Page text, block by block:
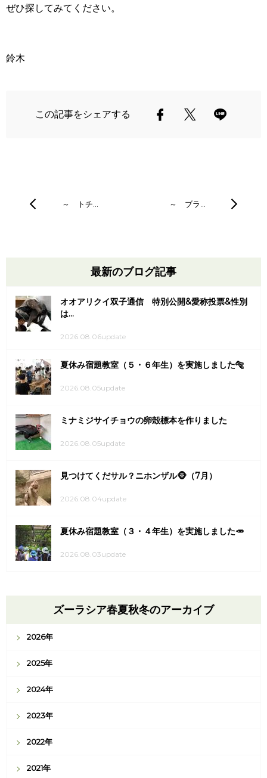
ぜひ探してみてください。
鈴木
この記事をシェアする
～ トチ… ～ ブラ…
最新のブログ記事
オオアリクイ双子通信 特別公開&愛称投票&性別
は...
2026.08.06update
夏休み宿題教室（５・６年生）を実施しました🐅
2026.08.05update
ミナミジサイチョウの卵殻標本を作りました
2026.08.05update
見つけてくだサル？ニホンザル🐵（7月）
2026.08.04update
夏休み宿題教室（３・４年生）を実施しました🥕
2026.08.03update
ズーラシア春夏秋冬のアーカイブ
2026年
2025年
2024年
2023年
2022年
2021年